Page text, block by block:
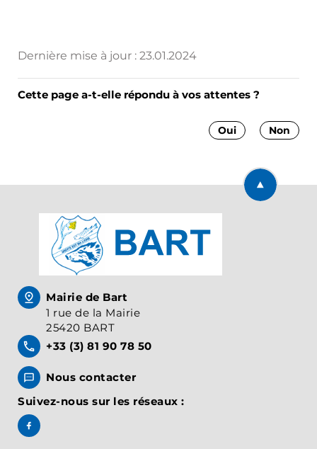
Dernière mise à jour : 23.01.2024
Cette page a-t-elle répondu à vos attentes ?
Non
Oui
Retourner
Mairie de Bart
1 rue de la Mairie
25420 BART
+33 (3) 81 90 78 50
Nous contacter
Suivez-nous sur les réseaux :
Suivez-nous sur Facebook, BART Officiel